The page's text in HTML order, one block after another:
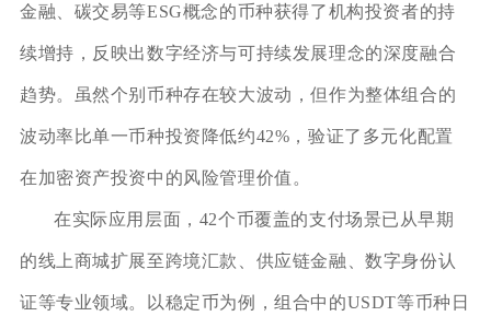
金融、碳交易等ESG概念的币种获得了机构投资者的持
续增持，反映出数字经济与可持续发展理念的深度融合
趋势。虽然个别币种存在较大波动，但作为整体组合的
波动率比单一币种投资降低约42%，验证了多元化配置
在加密资产投资中的风险管理价值。
在实际应用层面，42个币覆盖的支付场景已从早期
的线上商城扩展至跨境汇款、供应链金融、数字身份认
证等专业领域。以稳定币为例，组合中的USDT等币种日